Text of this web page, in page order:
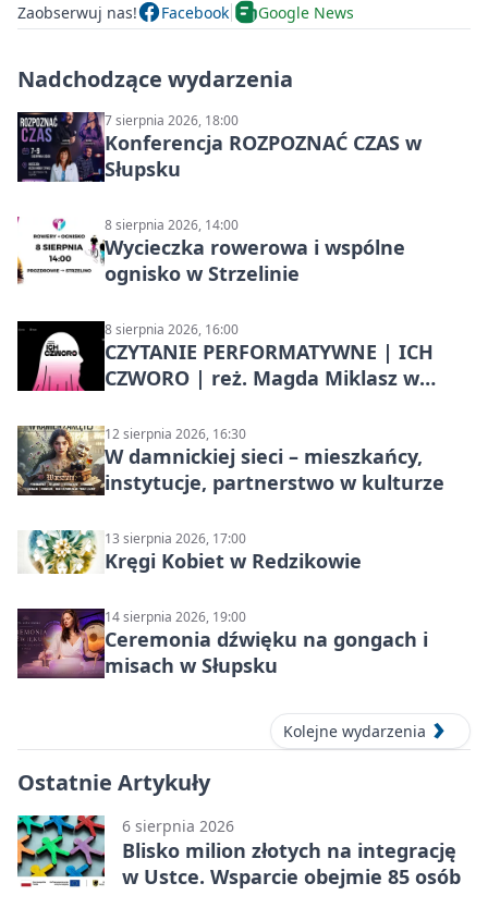
Zaobserwuj nas! Facebook Google News
Nadchodzące wydarzenia
7 sierpnia 2026, 18:00
Konferencja ROZPOZNAĆ CZAS w
Słupsku
8 sierpnia 2026, 14:00
Wycieczka rowerowa i wspólne
ognisko w Strzelinie
8 sierpnia 2026, 16:00
CZYTANIE PERFORMATYWNE | ICH
CZWORO | reż. Magda Miklasz w
12 sierpnia 2026, 16:30
W damnickiej sieci – mieszkańcy,
instytucje, partnerstwo w kulturze
13 sierpnia 2026, 17:00
Kręgi Kobiet w Redzikowie
14 sierpnia 2026, 19:00
Ceremonia dźwięku na gongach i
misach w Słupsku
Kolejne wydarzenia
Ostatnie Artykuły
6 sierpnia 2026
Blisko milion złotych na integrację
w Ustce. Wsparcie obejmie 85 osób